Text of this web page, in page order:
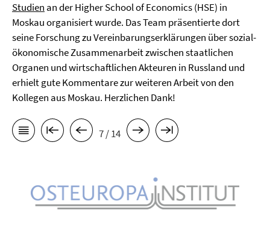
Studien an der Higher School of Economics (HSE) in
Moskau organisiert wurde. Das Team präsentierte dort
seine Forschung zu Vereinbarungserklärungen über sozial-
ökonomische Zusammenarbeit zwischen staatlichen
Organen und wirtschaftlichen Akteuren in Russland und
erhielt gute Kommentare zur weiteren Arbeit von den
Kollegen aus Moskau. Herzlichen Dank!
7 / 14